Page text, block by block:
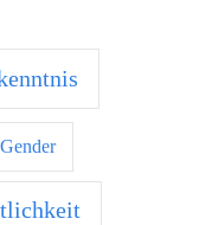
Gender